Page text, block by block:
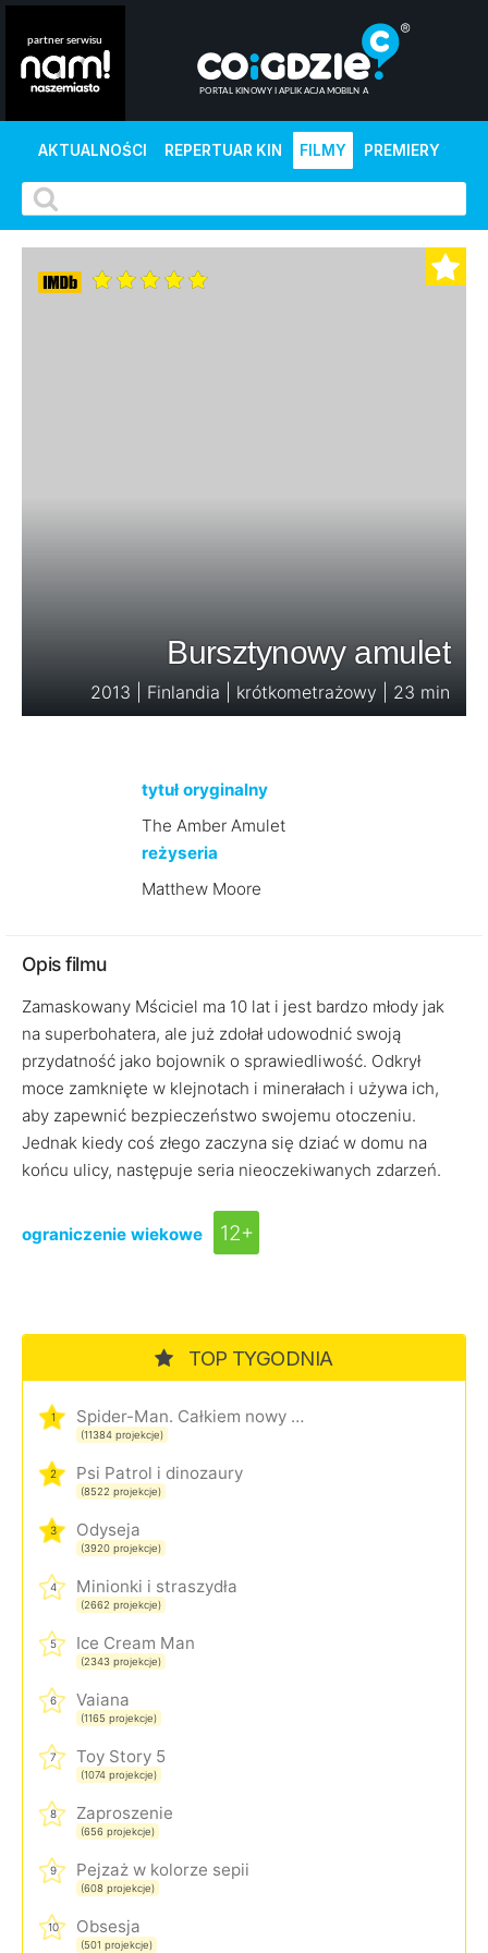
AKTUALNOŚCI REPERTUAR KIN FILMY PREMIERY
Bursztynowy amulet
2013 | Finlandia | krótkometrażowy | 23 min
tytuł oryginalny
The Amber Amulet
reżyseria
Matthew Moore
Opis filmu
Zamaskowany Mściciel ma 10 lat i jest bardzo młody jak
na superbohatera, ale już zdołał udowodnić swoją
przydatność jako bojownik o sprawiedliwość. Odkrył
moce zamknięte w klejnotach i minerałach i używa ich,
aby zapewnić bezpieczeństwo swojemu otoczeniu.
Jednak kiedy coś złego zaczyna się dziać w domu na
końcu ulicy, następuje seria nieoczekiwanych zdarzeń.
ograniczenie wiekowe 12+
TOP TYGODNIA
1 Spider-Man. Całkiem nowy dzień
(11384 projekcje)
2 Psi Patrol i dinozaury
(8522 projekcje)
3 Odyseja
(3920 projekcje)
4 Minionki i straszydła
(2662 projekcje)
5 Ice Cream Man
(2343 projekcje)
6 Vaiana
(1165 projekcje)
7 Toy Story 5
(1074 projekcje)
8 Zaproszenie
(656 projekcje)
9 Pejzaż w kolorze sepii
(608 projekcje)
10 Obsesja
(501 projekcje)